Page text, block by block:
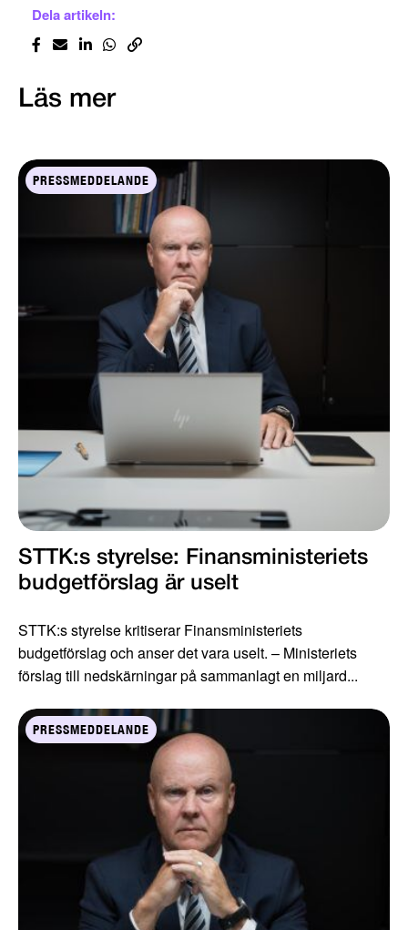
Dela artikeln:
Läs mer
PRESSMEDDELANDE
STTK:s styrelse: Finansministeriets
budgetförslag är uselt
STTK:s styrelse kritiserar Finansministeriets
budgetförslag och anser det vara uselt. – Ministeriets
förslag till nedskärningar på sammanlagt en miljard...
PRESSMEDDELANDE